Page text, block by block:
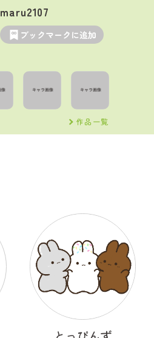
maru2107
ブックマークに追加
作品一覧